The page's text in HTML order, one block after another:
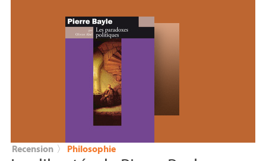
Recension 〉 Philosophie